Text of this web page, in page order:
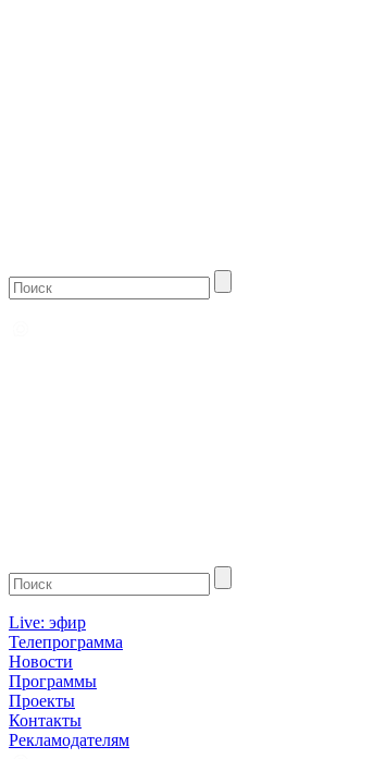
Live: эфир
Телепрограмма
Новости
Программы
Проекты
Контакты
Рекламодателям